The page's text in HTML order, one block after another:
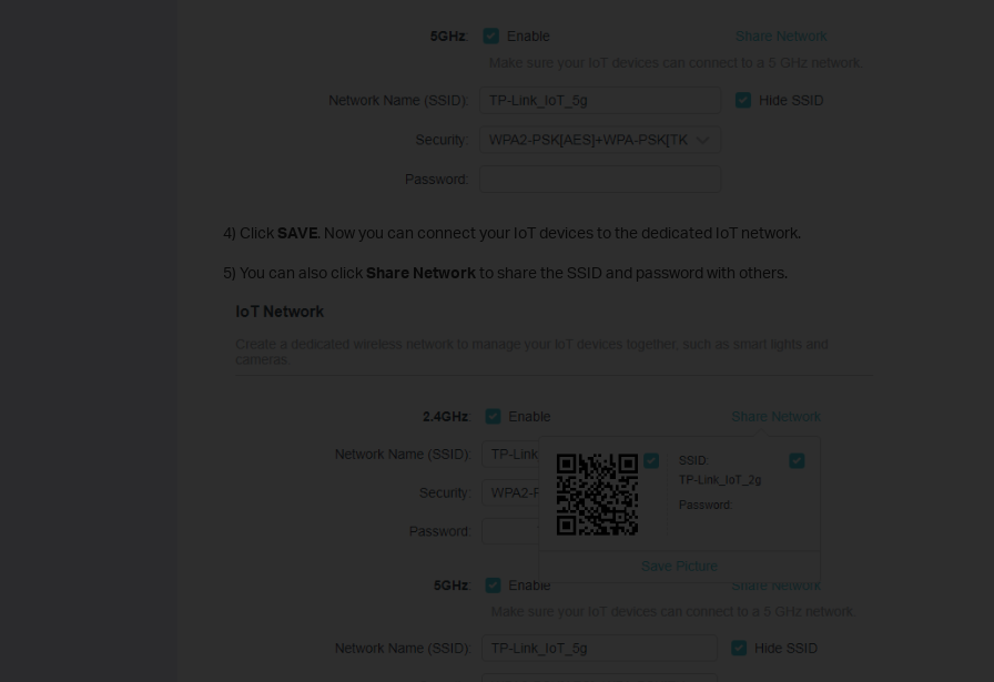
4) Click SAVE. Now you can connect your IoT devices to the dedicated IoT network.
5) You can also clickShare Networkto share the SSID and password with others.